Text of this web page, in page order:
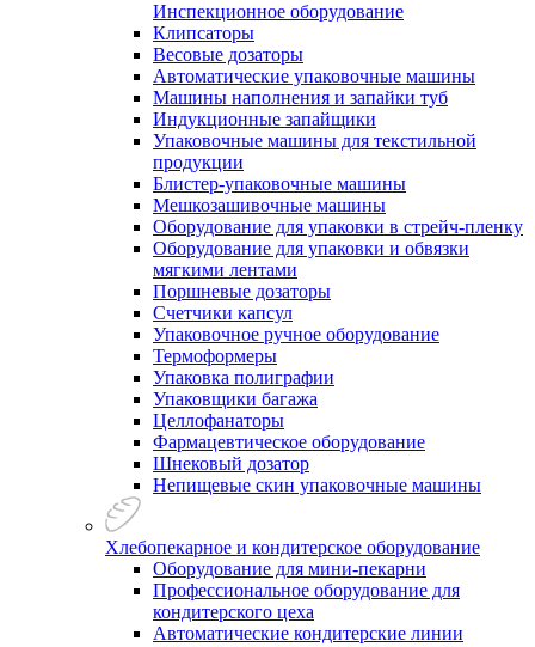
Инспекционное оборудование
Клипсаторы
Весовые дозаторы
Автоматические упаковочные машины
Машины наполнения и запайки туб
Индукционные запайщики
Упаковочные машины для текстильной
продукции
Блистер-упаковочные машины
Мешкозашивочные машины
Оборудование для упаковки в стрейч-пленку
Оборудование для упаковки и обвязки
мягкими лентами
Поршневые дозаторы
Счетчики капсул
Упаковочное ручное оборудование
Термоформеры
Упаковка полиграфии
Упаковщики багажа
Целлофанаторы
Фармацевтическое оборудование
Шнековый дозатор
Непищевые скин упаковочные машины
Хлебопекарное и кондитерское оборудование
Оборудование для мини-пекарни
Профессиональное оборудование для
кондитерского цеха
Автоматические кондитерские линии